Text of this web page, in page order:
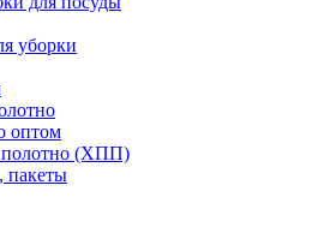
уборки
оптом
полотно (ХПП)
пакеты